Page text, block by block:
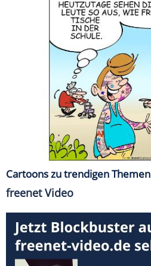
Cartoons zu trendigen Themen
freenet Video